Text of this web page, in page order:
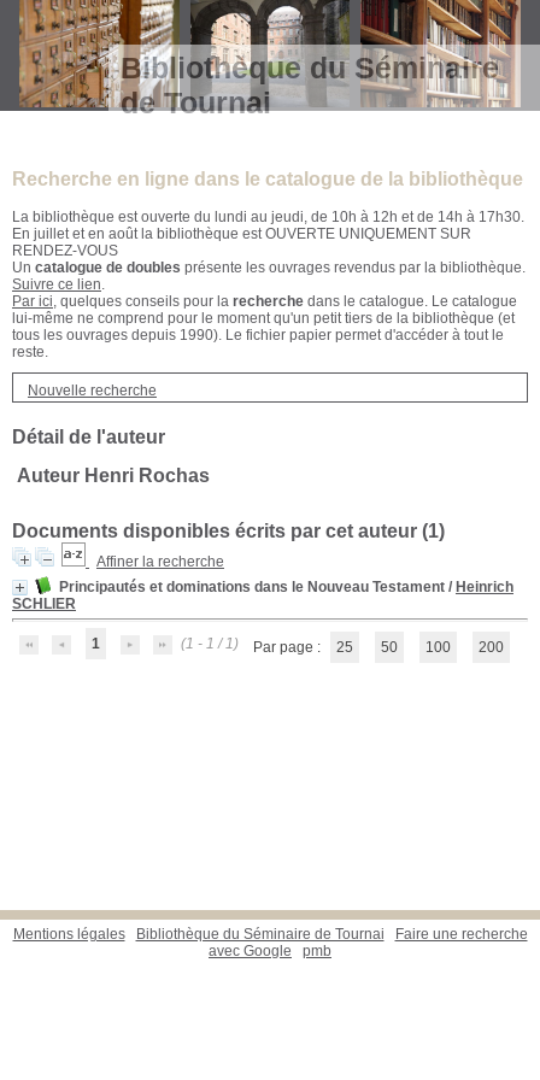
Bibliothèque du Séminaire
de Tournai
Recherche en ligne dans le catalogue de la bibliothèque
La bibliothèque est ouverte du lundi au jeudi, de 10h à 12h et de 14h à 17h30.
En juillet et en août la bibliothèque est OUVERTE UNIQUEMENT SUR
RENDEZ-VOUS
Un catalogue de doubles présente les ouvrages revendus par la bibliothèque.
Suivre ce lien.
Par ici, quelques conseils pour la recherche dans le catalogue. Le catalogue
lui-même ne comprend pour le moment qu'un petit tiers de la bibliothèque (et
tous les ouvrages depuis 1990). Le fichier papier permet d'accéder à tout le
reste.
Nouvelle recherche
Détail de l'auteur
Auteur Henri Rochas
Documents disponibles écrits par cet auteur (1)
Affiner la recherche
Principautés et dominations dans le Nouveau Testament / Heinrich
SCHLIER
1 (1 - 1 / 1) Par page : 25 50 100 200
Mentions légales Bibliothèque du Séminaire de Tournai
Faire une recherche
avec Google
pmb